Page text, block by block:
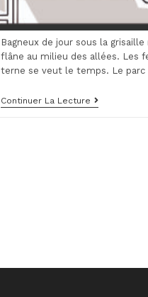
Bagneux de jour sous la grisaille
flâne au milieu des allées. Les
terne se veut le temps. Le
Continuer La Lecture Sensorialité